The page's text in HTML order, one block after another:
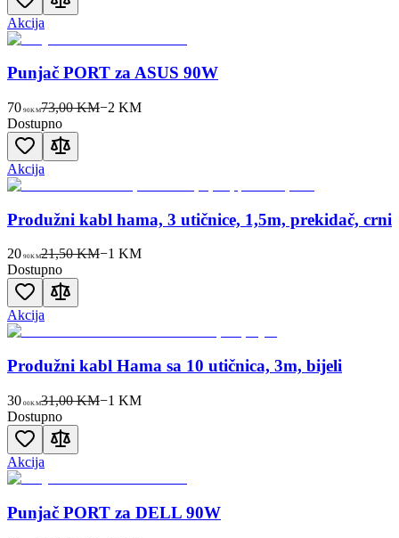
Akcija
Punjač PORT za ASUS 90W
70 90KM73,00 KM−2 KM
Dostupno
Akcija
Produžni kabl hama, 3 utičnice, 1,5m, prekidač, crni
20 90KM21,50 KM−1 KM
Dostupno
Akcija
Produžni kabl Hama sa 10 utičnica, 3m, bijeli
30 00KM31,00 KM−1 KM
Dostupno
Akcija
Punjač PORT za DELL 90W